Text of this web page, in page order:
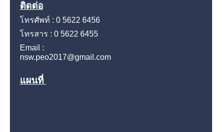
ติดต่อ
โทรศัพท์ : 0 5622 6456
โทรสาร : 0 5622 6455
Email :
nsw.peo2017@gmail.com
แผนที่